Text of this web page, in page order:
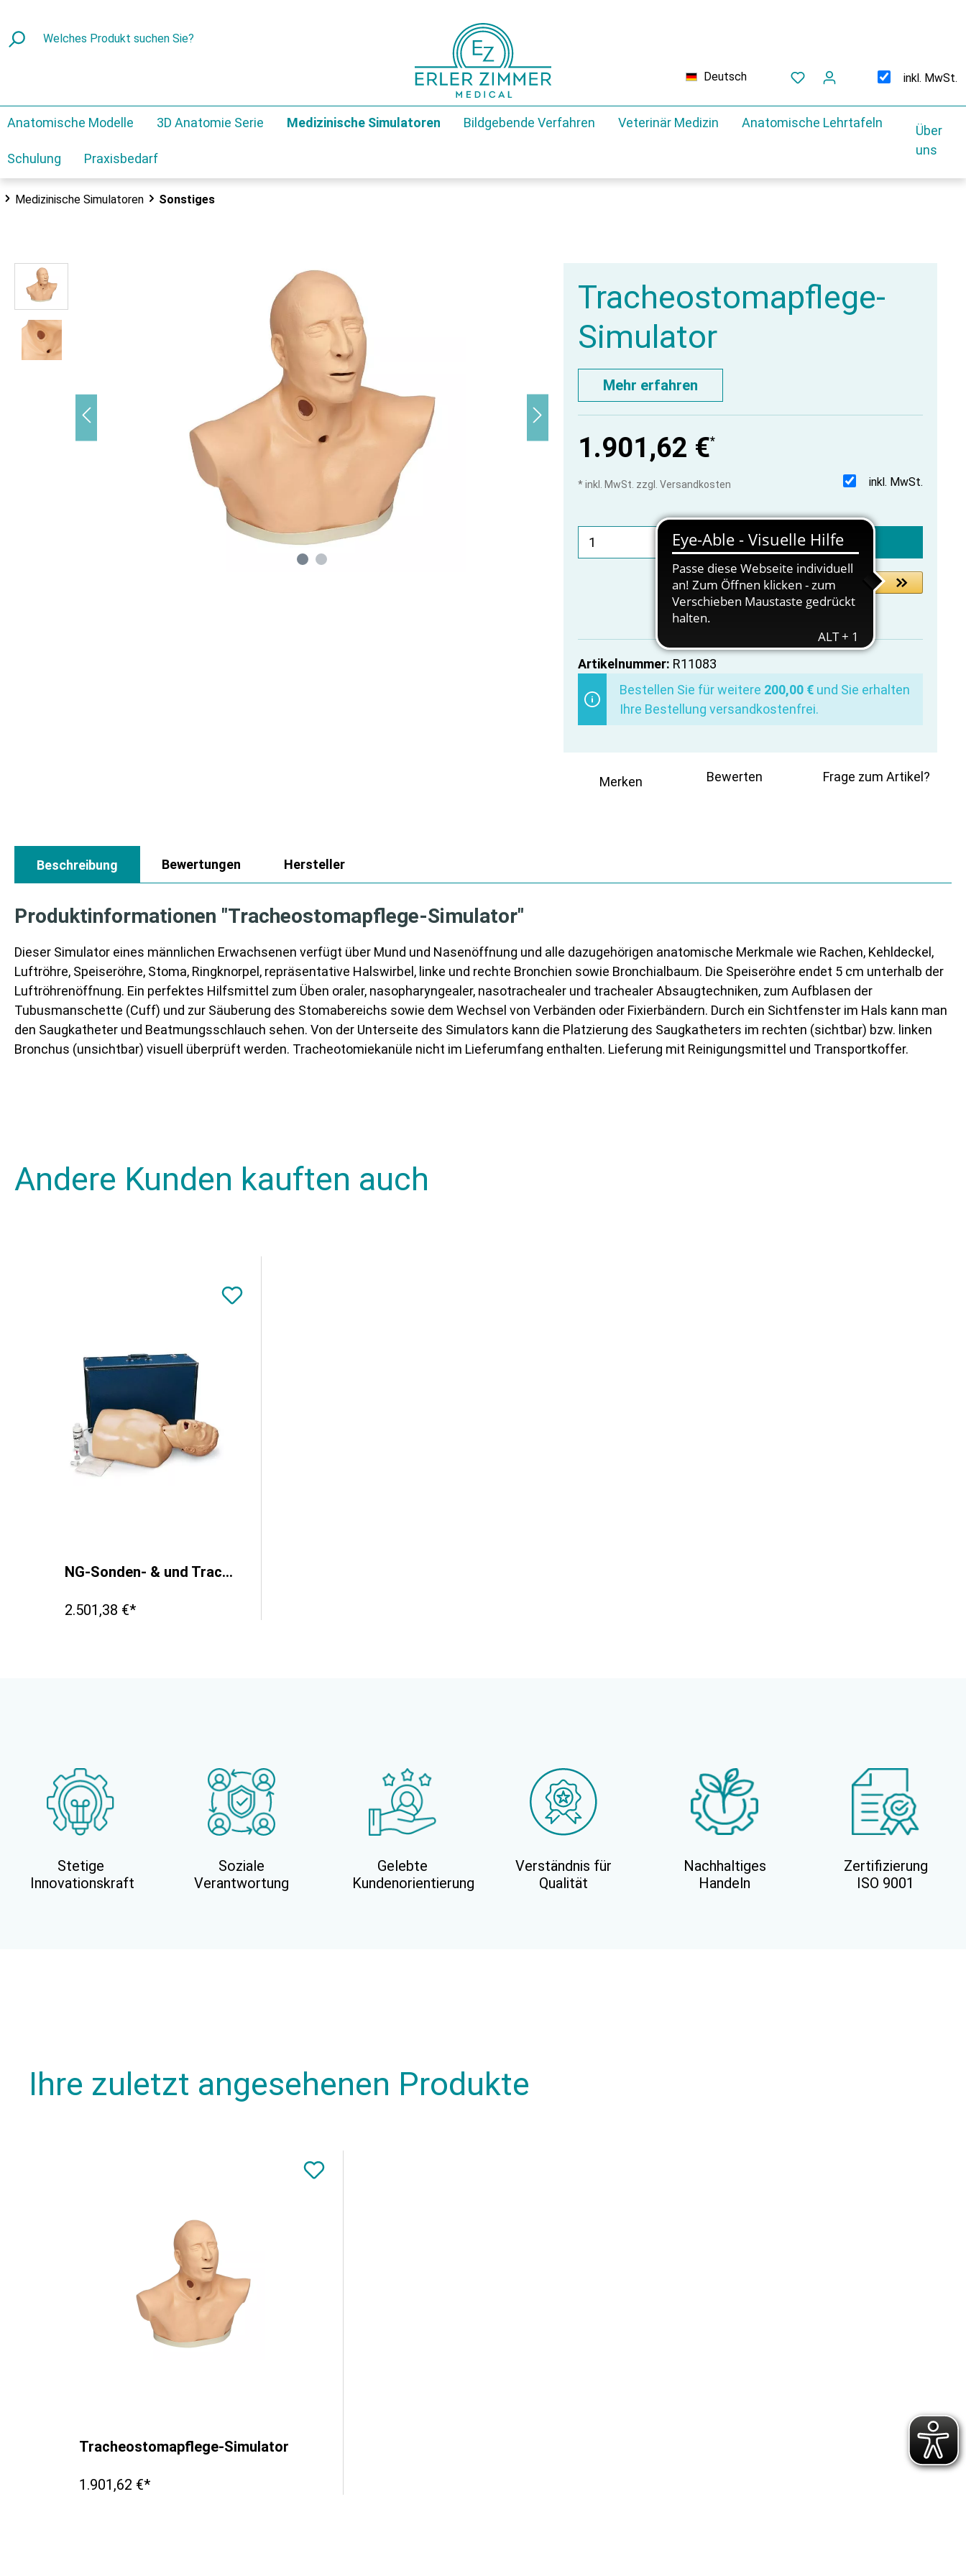
Deutsch inkl. MwSt.
Anatomische Modelle 3D Anatomie Serie Medizinische Simulatoren Bildgebende Verfahren Veterinär Medizin Anatomische Lehrtafeln
Schulung Praxisbedarf
Über
uns
Medizinische Simulatoren Sonstiges
Tracheostomapflege-
Simulator
Mehr erfahren
1.901,62 €*
inkl. MwSt.
* inkl. MwSt. zzgl. Versandkosten
In den Warenkorb
Artikelnummer: R11083
Bestellen Sie für weitere 200,00 € und Sie erhalten
Ihre Bestellung versandkostenfrei.
Merken Bewerten Frage zum Artikel?
Beschreibung Bewertungen Hersteller
Produktinformationen "Tracheostomapflege-Simulator"
Dieser Simulator eines männlichen Erwachsenen verfügt über Mund und Nasenöffnung und alle dazugehörigen anatomische Merkmale wie Rachen, Kehldeckel,
Luftröhre, Speiseröhre, Stoma, Ringknorpel, repräsentative Halswirbel, linke und rechte Bronchien sowie Bronchialbaum. Die Speiseröhre endet 5 cm unterhalb der
Luftröhrenöffnung. Ein perfektes Hilfsmittel zum Üben oraler, nasopharyngealer, nasotrachealer und trachealer Absaugtechniken, zum Aufblasen der
Tubusmanschette (Cuff) und zur Säuberung des Stomabereichs sowie dem Wechsel von Verbänden oder Fixierbändern. Durch ein Sichtfenster im Hals kann man
den Saugkatheter und Beatmungsschlauch sehen. Von der Unterseite des Simulators kann die Platzierung des Saugkatheters im rechten (sichtbar) bzw. linken
Bronchus (unsichtbar) visuell überprüft werden. Tracheotomiekanüle nicht im Lieferumfang enthalten. Lieferung mit Reinigungsmittel und Transportkoffer.
Andere Kunden kauften auch
NG-Sonden- & und Tracheostomapflege-Simulator
2.501,38 €*
Stetige
Innovationskraft
Soziale
Verantwortung
Gelebte
Kundenorientierung
Verständnis für
Qualität
Nachhaltiges
Handeln
Zertifizierung
ISO 9001
Ihre zuletzt angesehenen Produkte
Tracheostomapflege-Simulator
1.901,62 €*